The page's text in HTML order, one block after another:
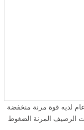
لديه قوة مرنة منخفضة
الرصيف المرنة الضغوط